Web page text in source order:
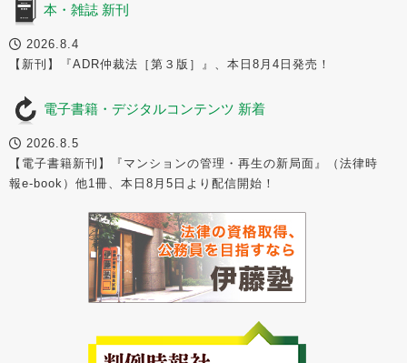
本・雑誌 新刊
2026.8.4
【新刊】『ADR仲裁法［第３版］』、本日8月4日発売！
電子書籍・デジタルコンテンツ 新着
2026.8.5
【電子書籍新刊】『マンションの管理・再生の新局面』（法律時
報e-book）他1冊、本日8月5日より配信開始！